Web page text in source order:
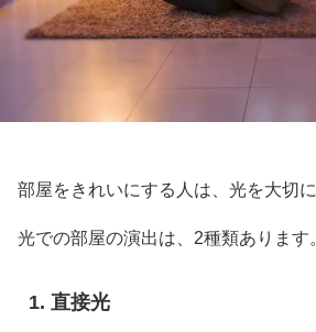
部屋をきれいにする人は、光を大切に
光での部屋の演出は、2種類あります
直接光